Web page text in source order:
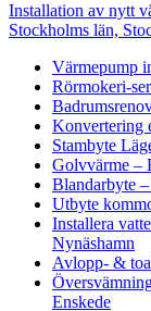
Installation av nytt
Stockholms län,
Värmepump
Rörmokeri-
Konvertering
Stambyte
Golvvärme –
Blandarbyte
Utbyte
Installera
Nynäshamn
Avlopp- &
Enskede